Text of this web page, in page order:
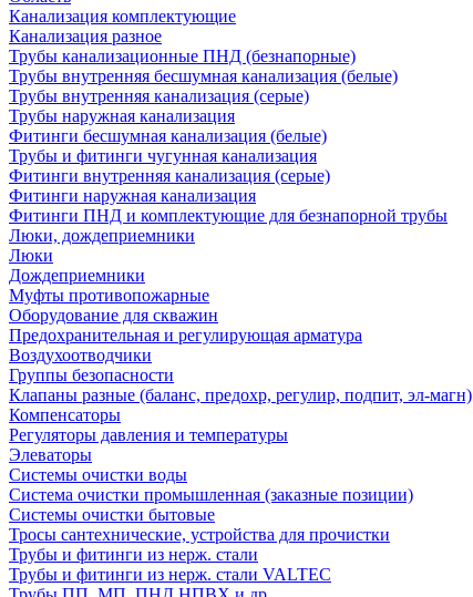
Канализация комплектующие
Канализация разное
Трубы канализационные ПНД (безнапорные)
Трубы внутренняя бесшумная канализация (белые)
Трубы внутренняя канализация (серые)
Трубы наружная канализация
Фитинги бесшумная канализация (белые)
Трубы и фитинги чугунная канализация
Фитинги внутренняя канализация (серые)
Фитинги наружная канализация
Фитинги ПНД и комплектующие для безнапорной трубы
Люки, дождеприемники
Люки
Дождеприемники
Муфты противопожарные
Оборудование для скважин
Предохранительная и регулирующая арматура
Воздухоотводчики
Группы безопасности
Клапаны разные (баланс, предохр, регулир, подпит, эл-магн)
Компенсаторы
Регуляторы давления и температуры
Элеваторы
Системы очистки воды
Система очистки промышленная (заказные позиции)
Системы очистки бытовые
Тросы сантехнические, устройства для прочистки
Трубы и фитинги из нерж. стали
Трубы и фитинги из нерж. стали VALTEC